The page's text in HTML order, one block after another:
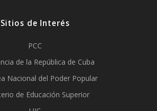
Sitios de Interés
PCC
de la República de Cuba
Nacional del Poder Popular
de Educación Superior